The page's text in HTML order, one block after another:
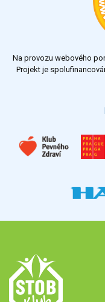
Na provozu webového
Projekt je